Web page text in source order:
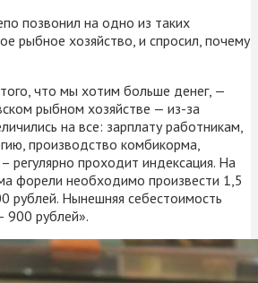
позвонил на одно из таких
рыбное хозяйство, и спросил, почему
что мы хотим больше денег, —
рыбном хозяйстве — из-за
на все: зарплату работникам,
производство комбикорма,
регулярно проходит индексация. На
форели необходимо произвести 1,5
рублей. Нынешняя себестоимость
900 рублей».